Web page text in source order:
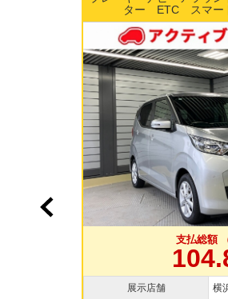
ドドア 純正15インチ
TV バックカメラ
支払総額
展示店舗